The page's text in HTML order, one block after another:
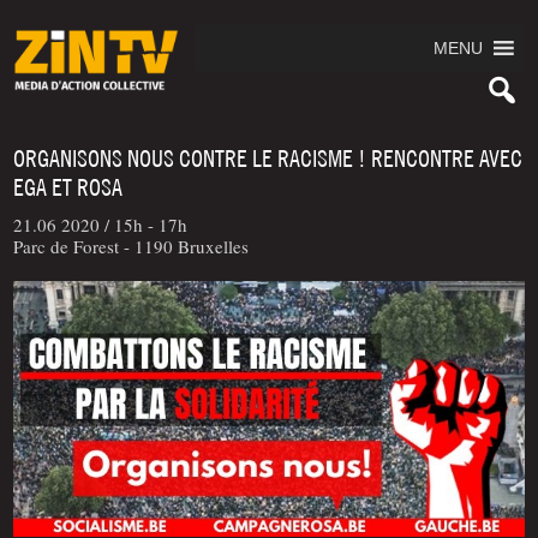
MENU
ORGANISONS NOUS CONTRE LE RACISME ! RENCONTRE AVEC
EGA ET ROSA
21.06 2020 / 15h - 17h
Parc de Forest - 1190 Bruxelles